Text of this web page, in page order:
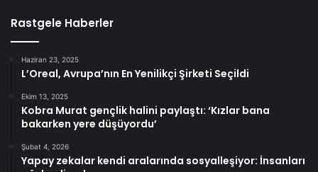
Rastgele Haberler
Haziran 23, 2025
L’Oreal, Avrupa’nın En Yenilikçi Şirketi Seçildi
Ekim 13, 2025
Kobra Murat gençlik halini paylaştı: ‘Kızlar bana
bakarken yere düşüyordu’
Şubat 4, 2026
Yapay zekalar kendi aralarında sosyalleşiyor: İnsanları